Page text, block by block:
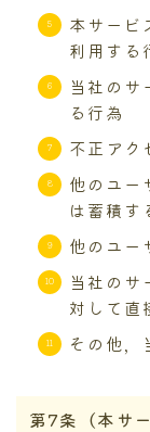
本サービ
利用する
当社の
る行為
不正アク
他のユー
は蓄積す
他のユー
当社の
対して直
その他，
第7条（本サ